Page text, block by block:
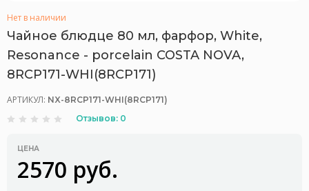
Нет в наличии
Чайное блюдце 80 мл, фарфор, White,
Resonance - porcelain COSTA NOVA,
8RCP171-WHI(8RCP171)
АРТИКУЛ: NX-8RCP171-WHI(8RCP171)
Отзывов: 0
ЦЕНА
2570 руб.